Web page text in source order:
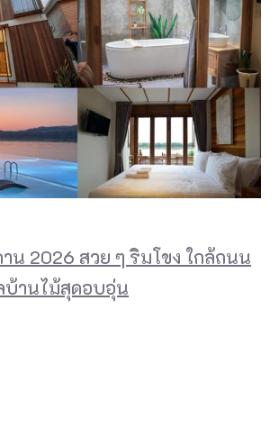
น 2026 สวย ๆ ริมโขง ใกล้ถนน
บ้านไม้สุดอบอุ่น